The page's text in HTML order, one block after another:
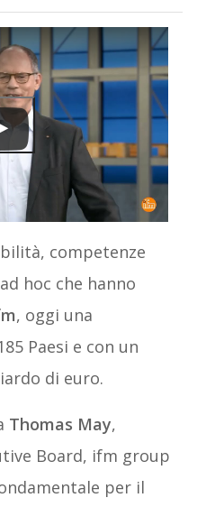
competenze
hoc che hanno
, oggi una
Paesi e con un
di euro.
Thomas May,
Board, ifm group
per il